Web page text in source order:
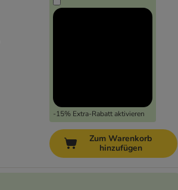
-15% Extra-Rabatt aktivieren
Zum Warenkorb
hinzufügen